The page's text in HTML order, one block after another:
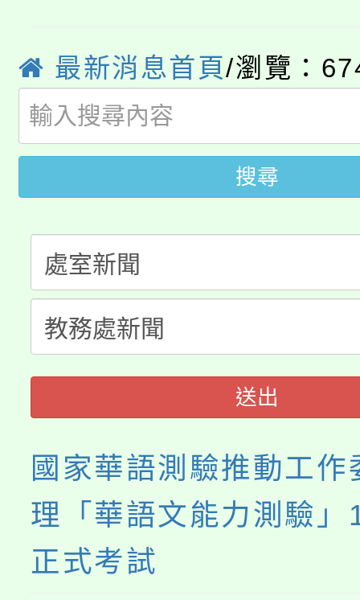
生本土語及新住民語歌
公告本校115學年度第
代理(課)教師甄選結果(
公告本校115學年度第
代理(課)教師甄選結果(
轉知中國文化大學推廣
《TA101》溝通分析基
程，歡迎學生輔導中心
心理、諮商輔導、社會
系所師生報名參加。
轉知苗栗縣政府辦理
門員」簡章及活動海報
踴躍報名參加。
要點
「桃園市補助參觀特色
展演活動實施計畫」
115年度「教育部表揚
義教育推展貢獻獎」
最新消息首頁/瀏覽：
搜尋
送出
國家華語測驗推動工作
理「華語文能力測驗
正式考試